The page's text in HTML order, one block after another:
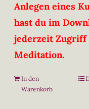
Anlegen eines
hast du im
jederzeit Zugriff
Meditation.
In den
Warenkorb